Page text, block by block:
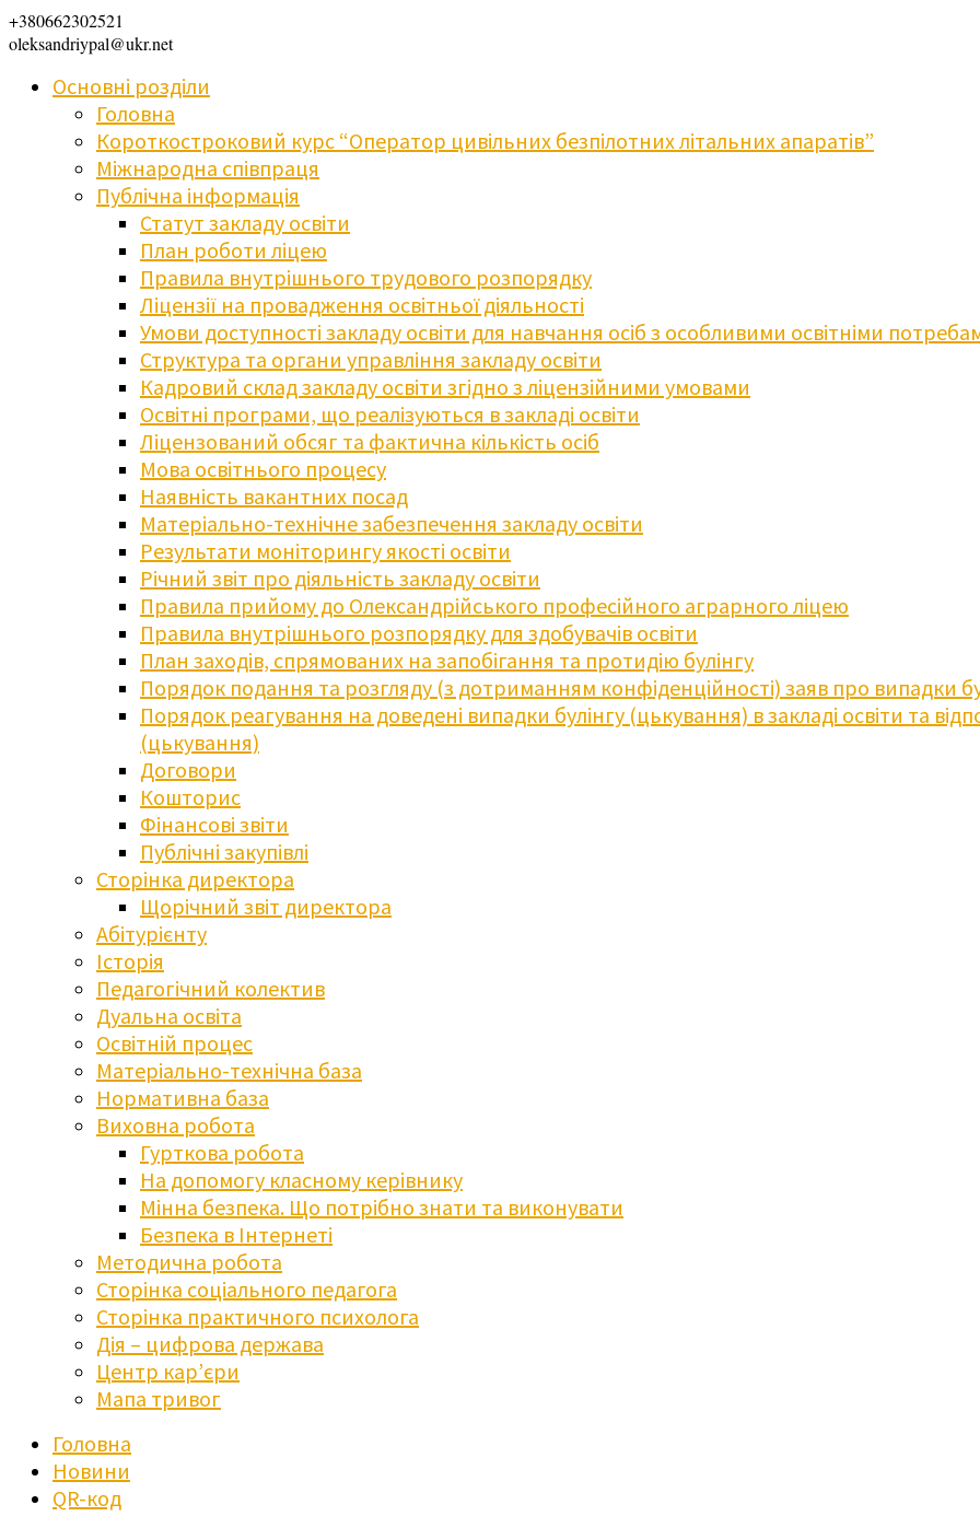
+380662302521
oleksandriypal@ukr.net
Основні розділи
Головна
Короткостроковий курс “Оператор цивільних безпілотних літальних апаратів”
Міжнародна співпраця
Публічна інформація
Статут закладу освіти
План роботи ліцею
Правила внутрішнього трудового розпорядку
Ліцензії на провадження освітньої діяльності
Умови доступності закладу освіти для навчання осіб з особливими освітніми
Структура та органи управління закладу освіти
Кадровий склад закладу освіти згідно з ліцензійними умовами
Освітні програми, що реалізуються в закладі освіти
Ліцензований обсяг та фактична кількість осіб
Мова освітнього процесу
Наявність вакантних посад
Матеріально-технічне забезпечення закладу освіти
Результати моніторингу якості освіти
Річний звіт про діяльність закладу освіти
Правила прийому до Олександрійського професійного аграрного ліцею
Правила внутрішнього розпорядку для здобувачів освіти
План заходів, спрямованих на запобігання та протидію булінгу
Порядок подання та розгляду (з дотриманням конфіденційності) заяв про випадки
Порядок реагування на доведені випадки булінгу (цькування) в закладі освіти та
(цькування)
Договори
Кошторис
Фінансові звіти
Публічні закупівлі
Сторінка директора
Щорічний звіт директора
Абітурієнту
Історія
Педагогічний колектив
Дуальна освіта
Освітній процес
Матеріально-технічна база
Нормативна база
Виховна робота
Гурткова робота
На допомогу класному керівнику
Мінна безпека. Що потрібно знати та виконувати
Безпека в Інтернеті
Методична робота
Сторінка соціального педагога
Сторінка практичного психолога
Дія – цифрова держава
Центр кар’єри
Мапа тривог
Головна
Новини
QR-код